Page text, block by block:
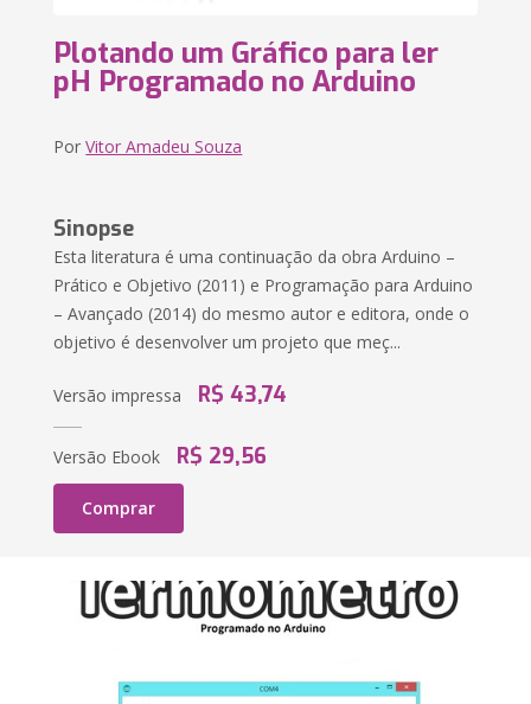
Plotando um Gráfico para ler
pH Programado no Arduino
PorVitor Amadeu Souza
Sinopse
Esta literatura é uma continuação da obra Arduino –
Prático e Objetivo (2011) e Programação para Arduino
– Avançado (2014) do mesmo autor e editora, onde o
objetivo é desenvolver um projeto que meç...
Versão impressa R$ 43,74
Versão Ebook R$ 29,56
Comprar